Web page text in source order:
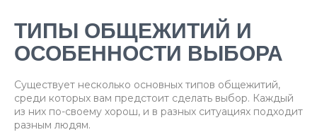
ТИПЫ ОБЩЕЖИТИЙ И
ОСОБЕННОСТИ ВЫБОРА
Существует несколько основных типов общежитий,
среди которых вам предстоит сделать выбор. Каждый
из них по-своему хорош, и в разных ситуациях подходит
разным людям.